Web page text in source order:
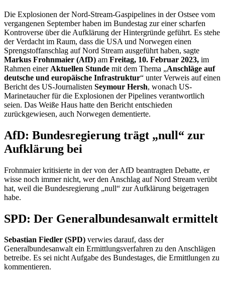
Die Explosionen der Nord-Stream-Gaspipelines in der Ostsee vom
vergangenen September haben im Bundestag zur einer scharfen
Kontroverse über die Aufklärung der Hintergründe geführt. Es stehe
der Verdacht im Raum, dass die USA und Norwegen einen
Sprengstoffanschlag auf Nord Stream ausgeführt haben, sagte
Markus Frohnmaier (AfD) am Freitag, 10. Februar 2023, im
Rahmen einer Aktuellen Stunde mit dem Thema „Anschläge auf
deutsche und europäische Infrastruktur“ unter Verweis auf einen
Bericht des US-Journalisten Seymour Hersh, wonach US-
Marinetaucher für die Explosionen derPipelines verantwortlich
seien. Das Weiße Haus hatte den Bericht entschieden
zurückgewiesen, auch Norwegen dementierte.
AfD: Bundesregierung trägt „null“ zur
Aufklärung bei
Frohnmaier kritisierte in der von der AfD beantragten Debatte, er
wisse noch immer nicht, wer den Anschlag auf Nord Stream verübt
hat, weil die Bundesregierung „null“ zur Aufklärung beigetragen
habe.
SPD: Der Generalbundesanwalt ermittelt
Sebastian Fiedler (SPD) verwies darauf, dass der
Generalbundesanwalt ein Ermittlungsverfahren zu den Anschlägen
betreibe. Es sei nicht Aufgabe des Bundestages, die Ermittlungen zu
kommentieren.